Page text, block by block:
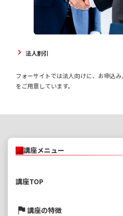
法人割引
フォーサイトでは法人向けに、お申込
をご用意しています。
講座メニュー
講座TOP
講座の特徴